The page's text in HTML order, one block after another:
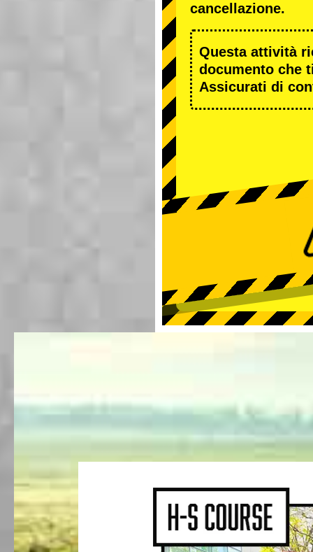
cancellazione.
Questa attività
documento che
Assicurati di